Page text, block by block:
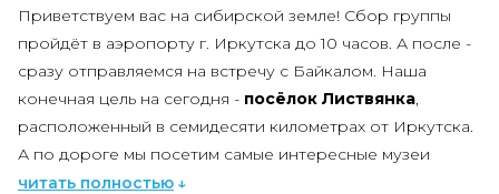
Приветствуем вас на сибирской земле! Сбор группы
пройдёт в аэропорту г. Иркутска до 10 часов. А после -
сразу отправляемся на встречу с Байкалом. Наша
конечная цель на сегодня - посёлок Листвянка,
расположенный в семидесяти километрах от Иркутска.
А по дороге мы посетим самые интересные музеи
Прибайкалья, познакомимся с местной историей,
читать полностью